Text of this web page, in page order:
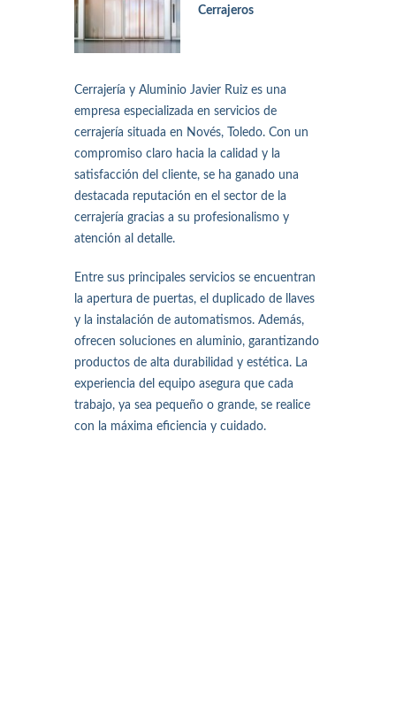
Cerrajeros
Cerrajería y Aluminio Javier Ruiz es una
empresa especializada en servicios de
cerrajería situada en Novés, Toledo. Con un
compromiso claro hacia la calidad y la
satisfacción del cliente, se ha ganado una
destacada reputación en el sector de la
cerrajería gracias a su profesionalismo y
atención al detalle.
Entre sus principales servicios se encuentran
la apertura de puertas, el duplicado de llaves
y la instalación de automatismos. Además,
ofrecen soluciones en aluminio, garantizando
productos de alta durabilidad y estética. La
experiencia del equipo asegura que cada
trabajo, ya sea pequeño o grande, se realice
con la máxima eficiencia y cuidado.